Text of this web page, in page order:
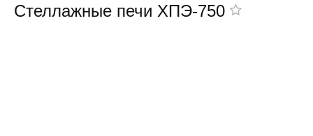
Стеллажные печи ХПЭ-750